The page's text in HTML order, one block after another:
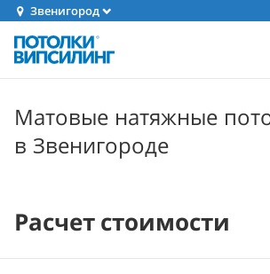
Звенигород
Матовые натяжные
в Звенигороде
Расчет стоимости